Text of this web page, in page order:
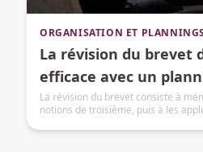
ORGANISATION ET
La révision du brevet
efficace avec un
La révision du brevet consiste à
notions de troisième, puis à les